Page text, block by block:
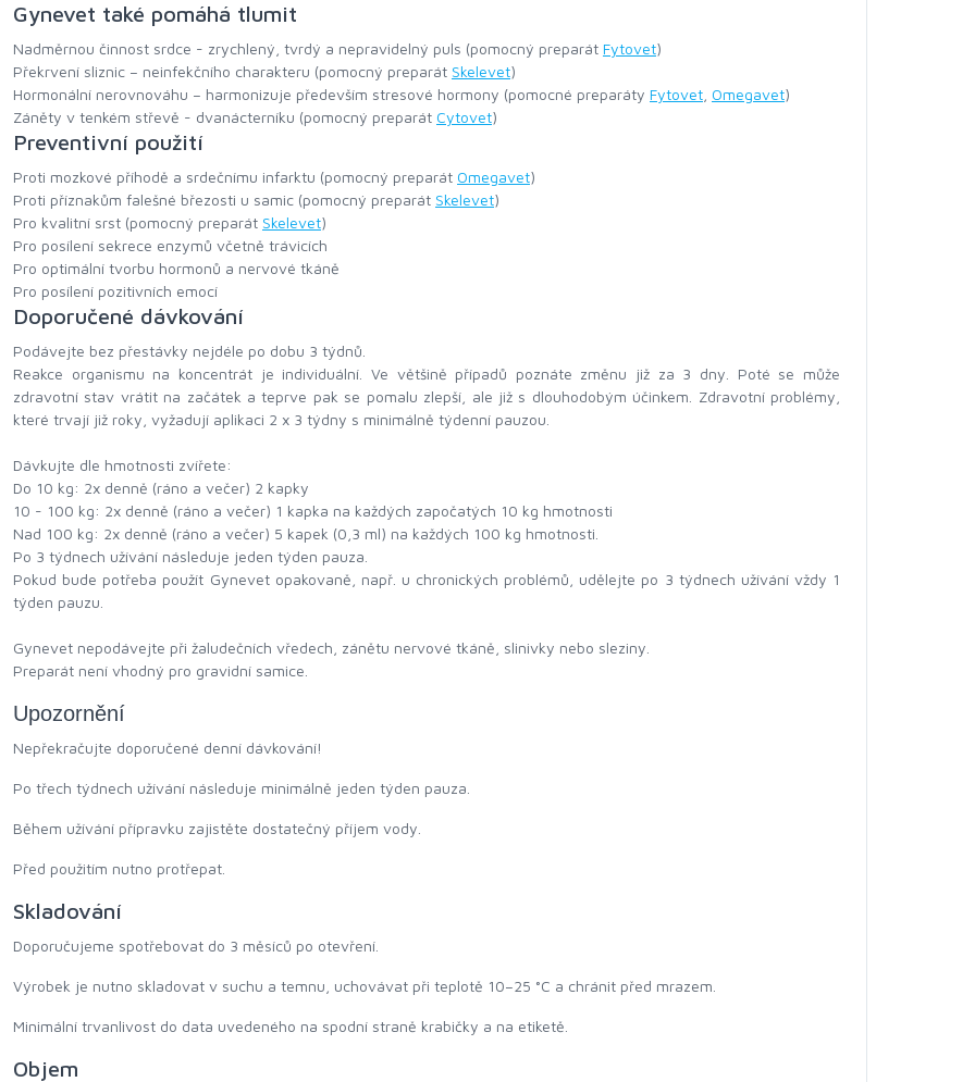
Gynevet také pomáhá tlumit
Nadměrnou činnost srdce - zrychlený, tvrdý a nepravidelný puls (pomocný preparát Fytovet)
Překrvení sliznic – neinfekčního charakteru (pomocný preparát Skelevet)
Hormonální nerovnováhu – harmonizuje především stresové hormony (pomocné preparáty Fytovet Omegavet)
Záněty v tenkém střevě - dvanácterníku (pomocný preparát Cytovet)
Preventivní použití
Proti mozkové příhodě a srdečnímu infarktu (pomocný preparát Omegavet)
Proti příznakům falešné březosti u samic (pomocný preparát Skelevet)
Pro kvalitní srst (pomocný preparát Skelevet)
Pro posílení sekrece enzymů včetně trávicích
Pro optimální tvorbu hormonů a nervové tkáně
Pro posílení pozitivních emocí
Doporučené dávkování
Podávejte bez přestávky nejdéle po dobu 3 týdnů.
Reakce organismu na koncentrát je individuální. Ve většině případů poznáte změnu již za 3 dny. Poté se může
zdravotní stav vrátit na začátek a teprve pak se pomalu zlepší, ale již s dlouhodobým účinkem. Zdravotní problémy,
které trvají již roky, vyžadují aplikaci 2 x 3 týdny s minimálně týdenní pauzou.
Dávkujte dle hmotnosti zvířete:
Do 10 kg: 2x denně (ráno a večer) 2 kapky
10 - 100 kg: 2x denně (ráno a večer) 1 kapka na každých započatých 10 kg hmotnosti
Nad 100 kg: 2x denně (ráno a večer) 5 kapek (0,3 ml) na každých 100 kg hmotnosti.
Po 3 týdnech užívání následuje jeden týden pauza.
Pokud bude potřeba použít Gynevet opakovaně, např. u chronických problémů, udělejte po 3 týdnech užívání vždy 1
týden pauzu.
Gynevet nepodávejte při žaludečních vředech, zánětu nervové tkáně, slinivky nebo sleziny.
Preparát není vhodný pro gravidní samice.
Upozornění
Nepřekračujte doporučené denní dávkování!
Po třech týdnech užívání následuje minimálně jeden týden pauza.
Během užívání přípravku zajistěte dostatečný příjem vody.
Před použitím nutno protřepat.
Skladování
Doporučujeme spotřebovat do 3 měsíců po otevření.
Výrobek je nutno skladovat v suchu a temnu, uchovávat při teplotě 10–25 °C a chránit před mrazem.
Minimální trvanlivost do data uvedeného na spodní straně krabičky a na etiketě.
Objem